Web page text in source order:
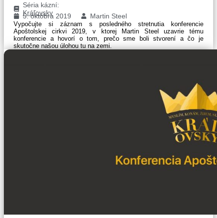
Séria kázní:
Kráľovsky
5. októbra 2019 Martin Steel
Vypočujte si záznam s posledného stretnutia konferencie
Apoštolskej cirkvi 2019, v ktorej Martin Steel uzavrie tému
konferencie a hovorí o tom, prečo sme boli stvorení a čo je
skutočne našou úlohou tu na zemi.